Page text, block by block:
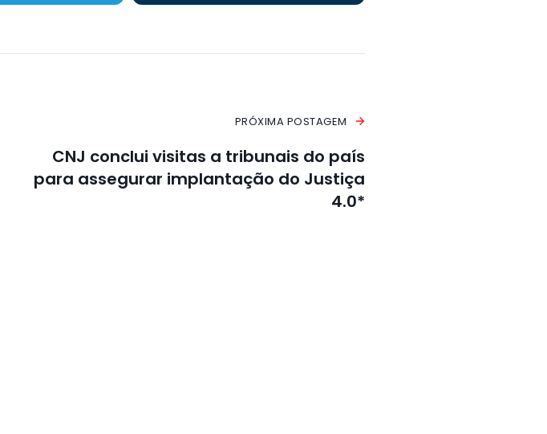
PRÓXIMA POSTAGEM
CNJ conclui visitas a tribunais do país
para assegurar implantação do Justiça
4.0*